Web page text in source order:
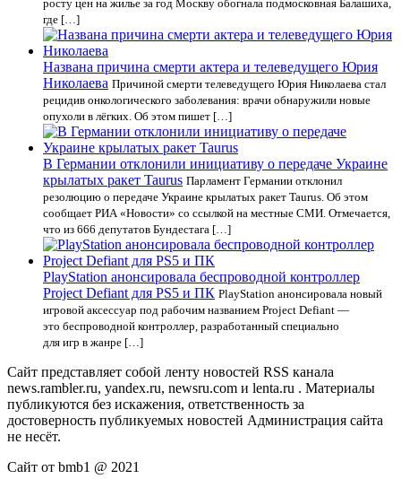
росту цен на жилье за год Москву обогнала подмосковная Балашиха,
где […]
Названа причина смерти актера и телеведущего Юрия
Николаева Причиной смерти телеведущего Юрия Николаева стал
рецидив онкологического заболевания: врачи обнаружили новые
опухоли в лёгких. Об этом пишет […]
В Германии отклонили инициативу о передаче Украине
крылатых ракет Taurus Парламент Германии отклонил
резолюцию о передаче Украине крылатых ракет Taurus. Об этом
сообщает РИА «Новости» со ссылкой на местные СМИ. Отмечается,
что из 666 депутатов Бундестага […]
PlayStation анонсировала беспроводной контроллер
Project Defiant для PS5 и ПК PlayStation анонсировала новый
игровой аксессуар под рабочим названием Project Defiant —
это беспроводной контроллер, разработанный специально
для игр в жанре […]
Сайт представляет собой ленту новостей RSS канала
news.rambler.ru, yandex.ru, newsru.com и lenta.ru . Материалы
публикуются без искажения, ответственность за
достоверность публикуемых новостей Администрация сайта
не несёт.
Сайт от bmb1 @ 2021